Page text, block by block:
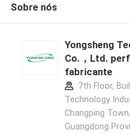
Sobre nós
Yongsheng
Co.，Ltd.
fabricante
7th Floor,
Technology
Changping
Guangdong